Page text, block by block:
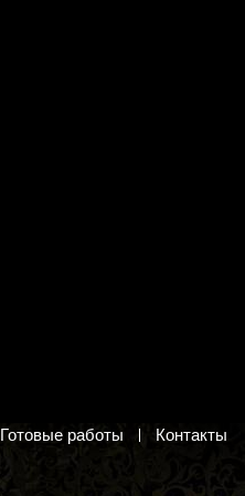
Готовые работы Контакты